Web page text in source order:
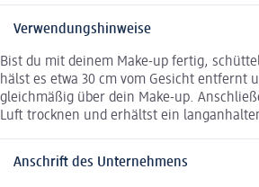
Verwendungshinweise
Bist du mit deinem Make-up fertig,
hälst es etwa 30 cm vom Gesicht entfernt
gleichmäßig über dein Make-up.
Luft trocknen und erhältst ein
Anschrift des Unternehmens